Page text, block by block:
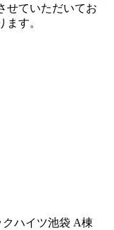
せていただいてお
す。
ハイツ池袋 A棟